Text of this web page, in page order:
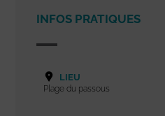
INFOS PRATIQUES
LIEU
Plage du passous